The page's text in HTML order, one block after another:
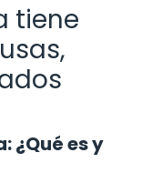
tiene
¿Qué es y